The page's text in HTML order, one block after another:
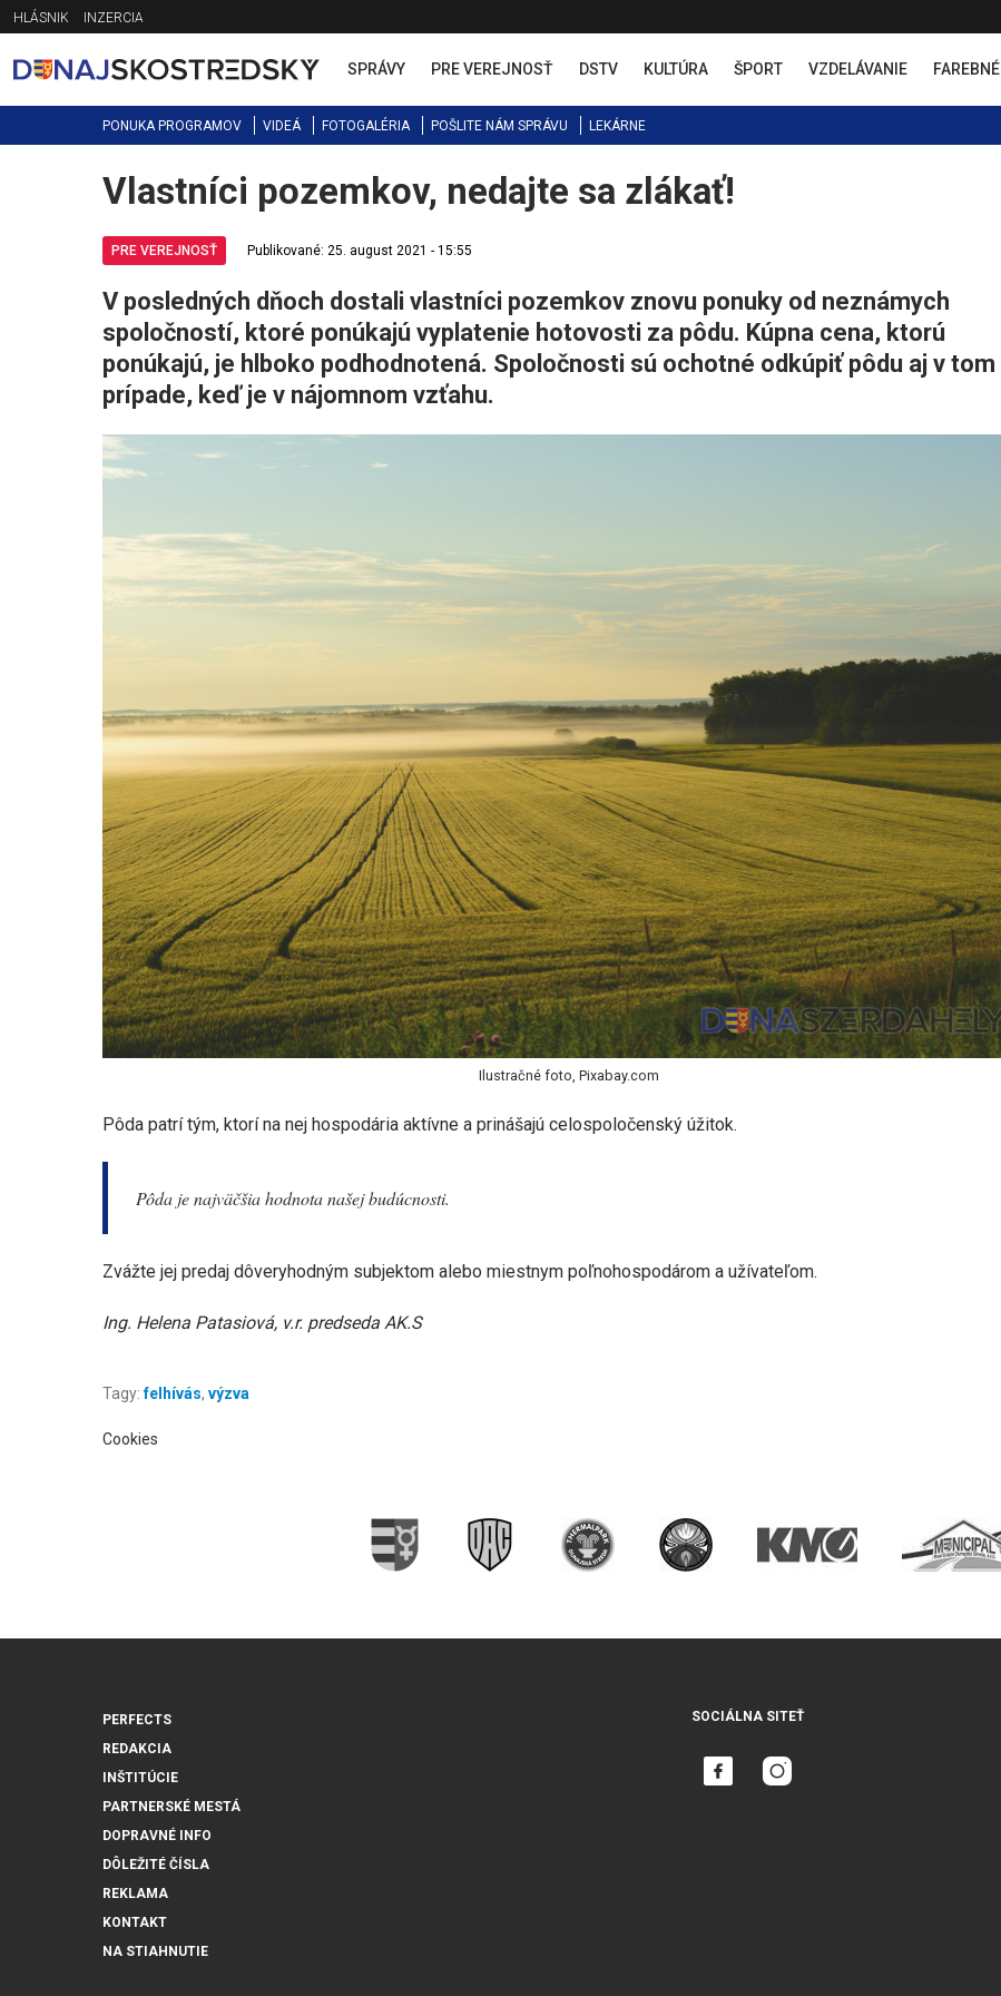
Jump
to
navigation
HLÁSNIK INZERCIA
SPRÁVY PRE VEREJNOSŤ DSTV KULTÚRA ŠPORT VZDELÁVANIE FAREBNÉ
PONUKA PROGRAMOV VIDEÁ FOTOGALÉRIA POŠLITE NÁM SPRÁVU LEKÁRNE
Back
to
Vlastníci pozemkov, nedajte sa zlákať!
PRE VEREJNOSŤ Publikované: 25. august 2021 - 15:55
V posledných dňoch dostali vlastníci pozemkov znovu ponuky od neznámych
spoločností, ktoré ponúkajú vyplatenie hotovosti za pôdu. Kúpna cena, ktorú
ponúkajú, je hlboko podhodnotená. Spoločnosti sú ochotné odkúpiť pôdu aj v tom
prípade, keď je v nájomnom vzťahu.
Ilustračné foto, Pixabay.com
Pôda patrí tým, ktorí na nej hospodária aktívne a prinášajú celospoločenský úžitok.
Pôda je najväčšia hodnota našej budúcnosti.
Zvážte jej predaj dôveryhodným subjektom alebo miestnym poľnohospodárom a užívateľom.
Ing. Helena Patasiová, v.r. predseda AK.S
Tagy:felhívás, výzva
Cookies
PERFECTS
REDAKCIA
INŠTITÚCIE
PARTNERSKÉ MESTÁ
DOPRAVNÉ INFO
DÔLEŽITÉ ČÍSLA
REKLAMA
KONTAKT
NA STIAHNUTIE
SOCIÁLNA SITEŤ